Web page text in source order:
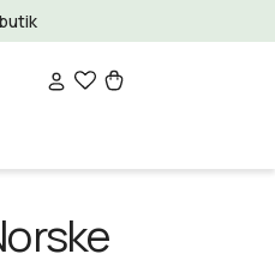
ind
Indkøbskurv